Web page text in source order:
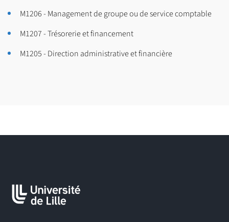
M1206 - Management de groupe ou de service comptable
M1207 - Trésorerie et financement
M1205 - Direction administrative et financière